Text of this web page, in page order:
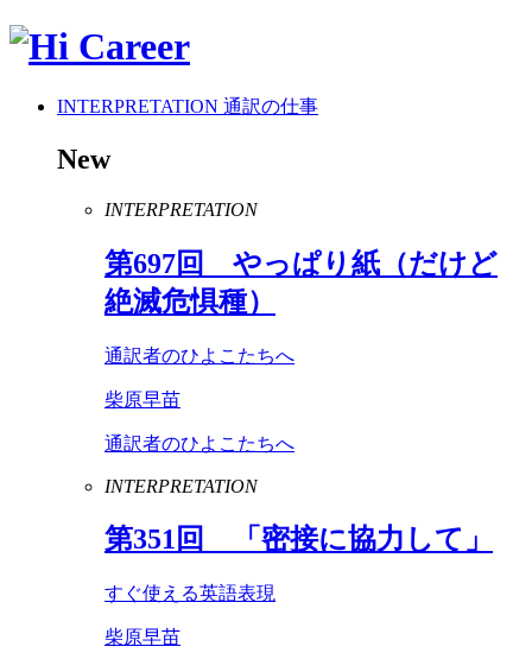
INTERPRETATION 通訳の仕事
New
INTERPRETATION
第697回 やっぱり紙（だけど
絶滅危惧種）
通訳者のひよこたちへ
柴原早苗
通訳者のひよこたちへ
INTERPRETATION
第351回 「密接に協力して」
すぐ使える英語表現
柴原早苗